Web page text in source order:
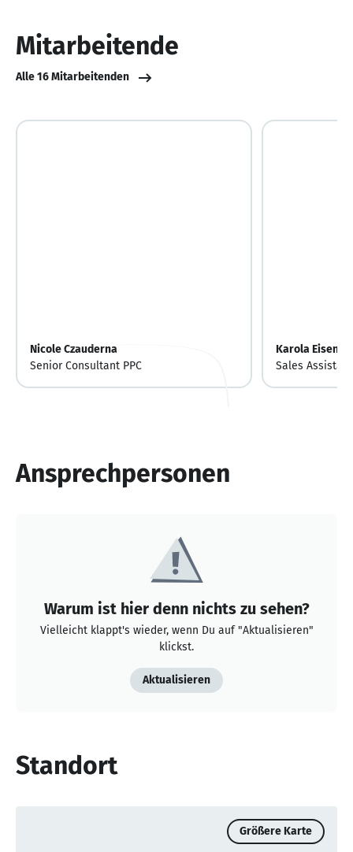
Mitarbeitende
Alle 16 Mitarbeitenden
Nicole Czauderna
Senior Consultant PPC
Karola
Sales Assistant
Ansprechpersonen
Warum ist hier denn nichts zu sehen?
Vielleicht klappt's wieder, wenn Du auf "Aktualisieren"
klickst.
Aktualisieren
Standort
Größere Karte